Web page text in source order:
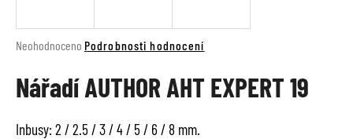
Průměrné
produktu
je
Neohodnoceno Podrobnosti hodnocení
Nářadí AUTHOR AHT EXPERT 19
Inbusy: 2 / 2.5 / 3 / 4 / 5 / 6 / 8 mm.
j
t
?